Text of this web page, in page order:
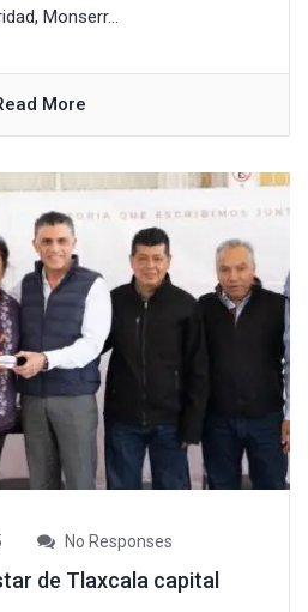
Monserr...
More
No Responses
de Tlaxcala capital